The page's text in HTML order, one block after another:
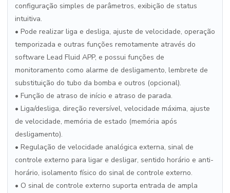
configuração simples de parâmetros, exibição de status
intuitiva.
• Pode realizar liga e desliga, ajuste de velocidade, operação
temporizada e outras funções remotamente através do
software Lead Fluid APP, e possui funções de
monitoramento como alarme de desligamento, lembrete de
substituição do tubo da bomba e outros (opcional).
• Função de atraso de início e atraso de parada.
• Liga/desliga, direção reversível, velocidade máxima, ajuste
de velocidade, memória de estado (memória após
desligamento).
• Regulação de velocidade analógica externa, sinal de
controle externo para ligar e desligar, sentido horário e anti-
horário, isolamento físico do sinal de controle externo.
• O sinal de controle externo suporta entrada de ampla